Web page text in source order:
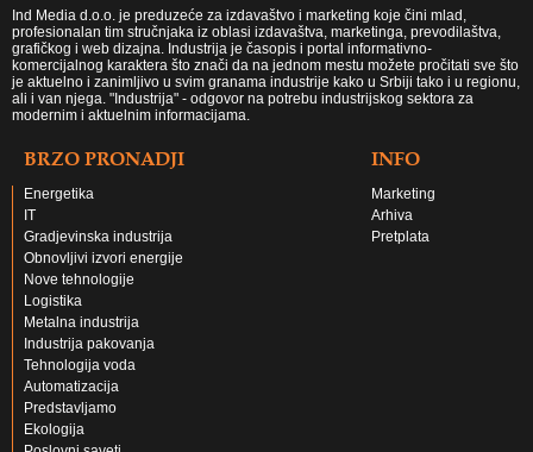
Ind Media d.o.o. je preduzeće za izdavaštvo i marketing koje čini mlad,
profesionalan tim stručnjaka iz oblasi izdavaštva, marketinga, prevodilaštva,
grafičkog i web dizajna. Industrija je časopis i portal informativno-
komercijalnog karaktera što znači da na jednom mestu možete pročitati sve što
je aktuelno i zanimljivo u svim granama industrije kako u Srbiji tako i u regionu,
ali i van njega. "Industrija" - odgovor na potrebu industrijskog sektora za
modernim i aktuelnim informacijama.
BRZO PRONADJI
Energetika
IT
Gradjevinska industrija
Obnovljivi izvori energije
Nove tehnologije
Logistika
Metalna industrija
Industrija pakovanja
Tehnologija voda
Automatizacija
Predstavljamo
Ekologija
INFO
Marketing
Arhiva
Pretplata